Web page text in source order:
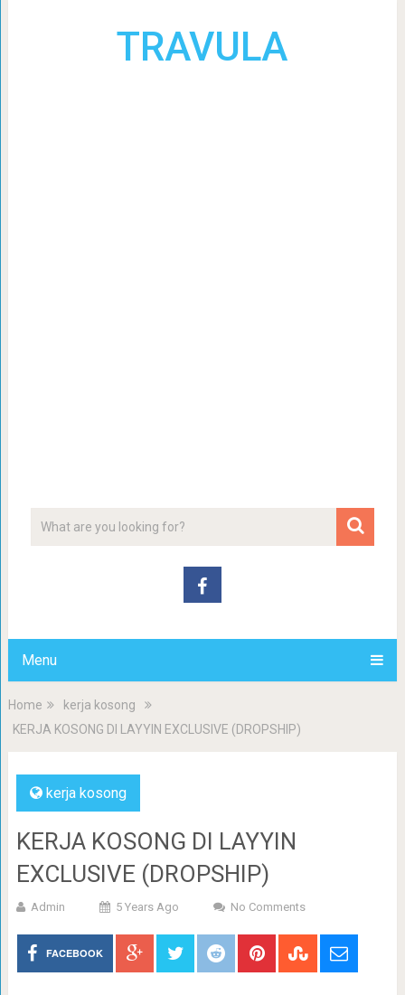
TRAVULA
Menu
Home
kerja kosong
KERJA KOSONG DI LAYYIN EXCLUSIVE (DROPSHIP)
kerja kosong
KERJA KOSONG DI LAYYIN
EXCLUSIVE (DROPSHIP)
Admin 5 Years Ago No Comments
FACEBOOK